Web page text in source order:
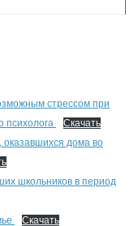
стрессом при
психолога
Скачать
оказавшихся дома во
школьников в период
Скачать